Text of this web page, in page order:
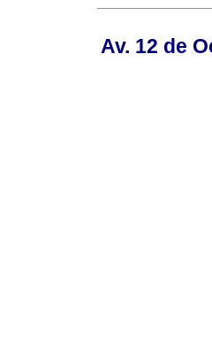
Av. 12 de